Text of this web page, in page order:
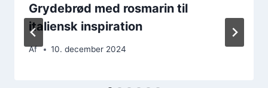
Grydebrød med rosmarin til
italiensk inspiration
Af 10. december 2024